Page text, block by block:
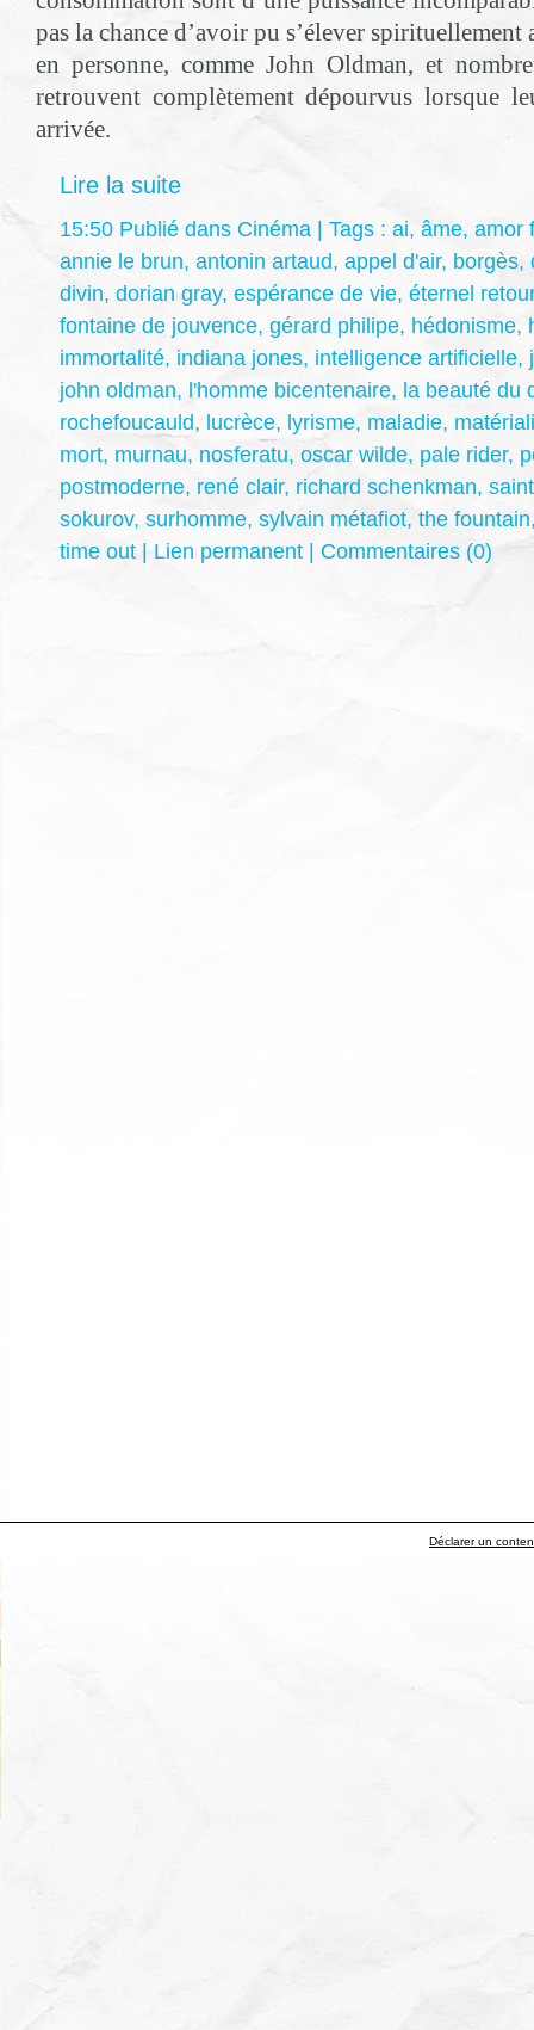
pas la chance d’avoir pu s’élever spirituellement
en personne, comme John Oldman, et
retrouvent complètement dépourvus lorsque
arrivée.
Lire la suite
15:50 Publié dans Cinéma | Tags : ai, âme, amor
annie le brun, antonin artaud, appel d'air, borgès,
divin, dorian gray, espérance de vie, éternel retour
fontaine de jouvence, gérard philipe, hédonisme,
immortalité, indiana jones, intelligence artificielle,
john oldman, l'homme bicentenaire, la beauté du
rochefoucauld, lucrèce, lyrisme, maladie,
mort, murnau, nosferatu, oscar wilde, pale rider,
postmoderne, rené clair, richard schenkman,
sokurov, surhomme, sylvain métafiot, the fountain
time out
Lien permanent Commentaires (0)
Déclarer un